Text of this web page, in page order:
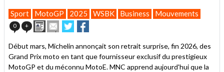
Sport MotoGP 2025 WSBK Business Mouvements
0 + ImprimerEnvoyer
cet
à
un
ami
Partager
sur
sur
Début mars, Michelin annonçait son retrait surprise, fin 2026, des
Grand Prix moto en tant que fournisseur exclusif du prestigieux
MotoGP et du méconnu MotoE. MNC apprend aujourd'hui que la